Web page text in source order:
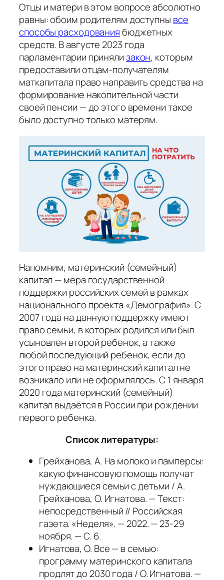
Отцы и матери в этом вопросе абсолютно
равны: обоим родителям доступны все
способы расходованиябюджетных
средств. В августе 2023 года
парламентарии принялизакон, которым
предоставили отцам-получателям
маткапитала право направить средства на
формирование накопительной части
своей пенсии — до этого времени такое
было доступно только матерям.
Напомним, материнский (семейный)
капитал — мера государственной
поддержки российских семей в рамках
национального проекта «Демография». С
2007 года на данную поддержку имеют
право семьи, в которых родился или был
усыновлен второй ребенок, а также
любой последующий ребенок, если до
этого право на материнский капитал не
возникало или не оформлялось. С 1 января
2020 года материнский (семейный)
капитал выдаётся в России при рождении
первого ребенка.
Список литературы:
Грейханова, А. На молоко и памперсы:
какую финансовую помощь получат
нуждающиеся семьи с детьми / А.
Грейханова, О. Игнатова. — Текст:
непосредственный // Российская
газета. «Неделя». — 2022. — 23-29
ноября. — С. 6.
Игнатова, О. Все — в семью:
программу материнского капитала
продлят до 2030 года / О. Игнатова. —